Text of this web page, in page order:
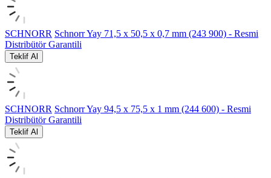
SCHNORR Schnorr Yay 71,5 x 50,5 x 0,7 mm (243 900) - Resmi
Distribütör Garantili
Teklif Al
SCHNORR Schnorr Yay 94,5 x 75,5 x 1 mm (244 600) - Resmi
Distribütör Garantili
Teklif Al